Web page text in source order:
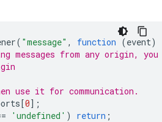
( "message" , function (event)
messages from any origin,
use it for communication.
[0];
'undefined' ) return ;